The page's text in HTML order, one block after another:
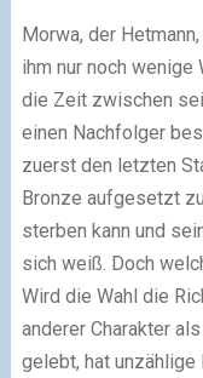
Morwa, der
ihm nur noch
die Zeit zwischen
einen Nachfolger
zuerst den letzten
Bronze aufgesetzt
sterben kann und
sich weiß. Doch
Wird die Wahl die
anderer Charakter
gelebt, hat